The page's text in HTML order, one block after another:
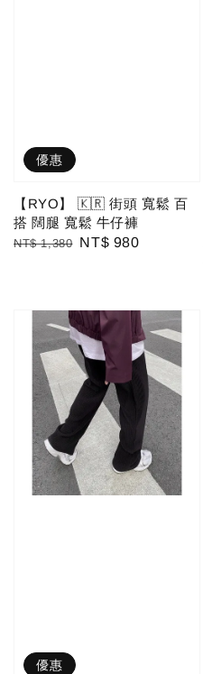
優惠
【RYO】 🇰🇷 街頭 寬鬆 百
搭 闊腿 寬鬆 牛仔褲
Regular
NT$ 1,380 Sale
NT$ 980
優惠